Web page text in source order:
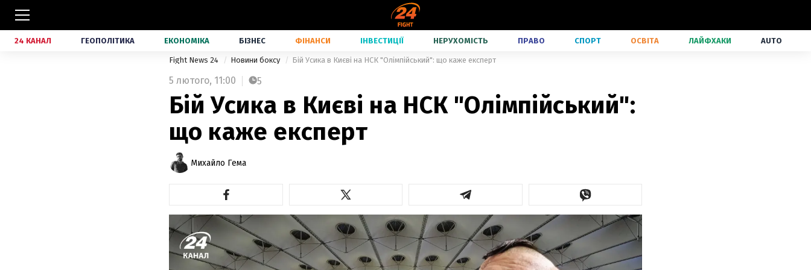
24 КАНАЛ ГЕОПОЛІТИКА ЕКОНОМІКА БІЗНЕС ФІНАНСИ ІНВЕСТИЦІЇ НЕРУХОМІСТЬ ПРАВО СПОРТ ОСВІТА ЛАЙФХАКИ AUTO
Fight News 24 Новини боксу Бій Усика в Києві на НСК "Олімпійський": що каже експерт
5 лютого, 11:00 5
Бій Усика в Києві на НСК "Олімпійський":
що каже експерт
Михайло Гема